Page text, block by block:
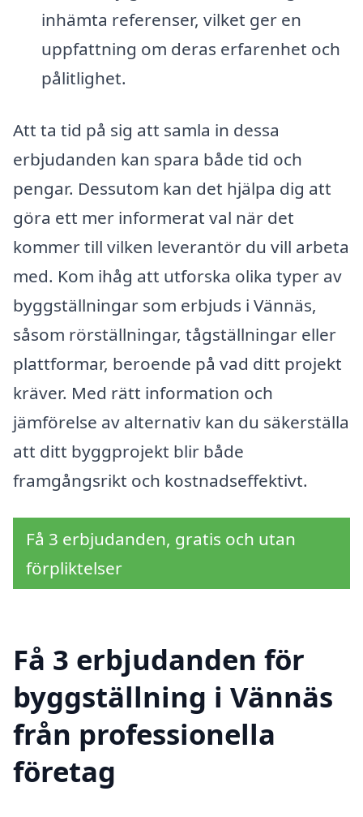
inhämta referenser, vilket ger en
uppfattning om deras erfarenhet och
pålitlighet.
Att ta tid på sig att samla in dessa
erbjudanden kan spara både tid och
pengar. Dessutom kan det hjälpa dig att
göra ett mer informerat val när det
kommer till vilken leverantör du vill arbeta
med. Kom ihåg att utforska olika typer av
byggställningar som erbjuds i Vännäs,
såsom rörställningar, tågställningar eller
plattformar, beroende på vad ditt projekt
kräver. Med rätt information och
jämförelse av alternativ kan du säkerställa
att ditt byggprojekt blir både
framgångsrikt och kostnadseffektivt.
Få 3 erbjudanden, gratis och utan
förpliktelser
Få 3 erbjudanden för
byggställning i Vännäs
från professionella
företag